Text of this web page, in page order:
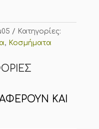
Κατηγορίες:
, Κοσμήματα